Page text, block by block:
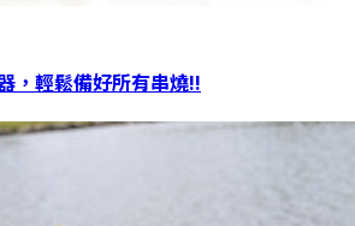
，輕鬆備好所有串燒!!